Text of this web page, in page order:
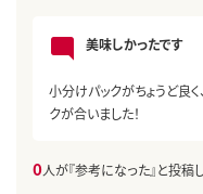
美味しかったです
小分けパックがちょうど良
クが合いました！
0人が『参考になった』と投稿